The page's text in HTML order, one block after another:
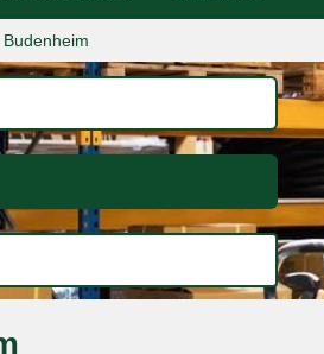
Budenheim